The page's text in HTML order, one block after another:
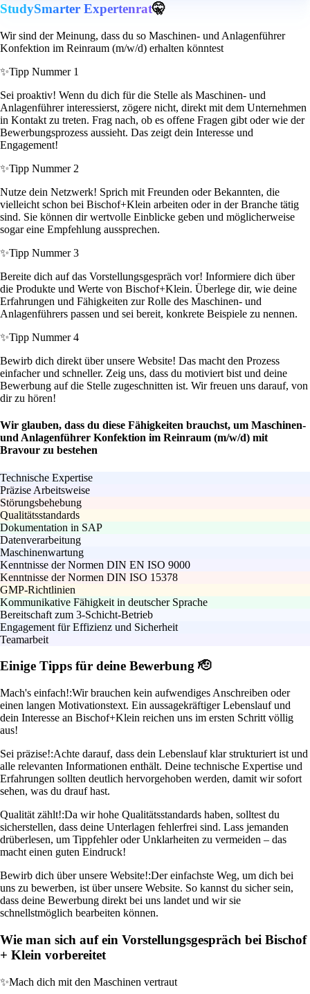
StudySmarter Expertenrat🤫
Wir sind der Meinung, dass du so Maschinen- und Anlagenführer
Konfektion im Reinraum (m/w/d) erhalten könntest
✨Tipp Nummer 1
Sei proaktiv! Wenn du dich für die Stelle als Maschinen- und
Anlagenführer interessierst, zögere nicht, direkt mit dem Unternehmen
in Kontakt zu treten. Frag nach, ob es offene Fragen gibt oder wie der
Bewerbungsprozess aussieht. Das zeigt dein Interesse und
Engagement!
✨Tipp Nummer 2
Nutze dein Netzwerk! Sprich mit Freunden oder Bekannten, die
vielleicht schon bei Bischof+Klein arbeiten oder in der Branche tätig
sind. Sie können dir wertvolle Einblicke geben und möglicherweise
sogar eine Empfehlung aussprechen.
✨Tipp Nummer 3
Bereite dich auf das Vorstellungsgespräch vor! Informiere dich über
die Produkte und Werte von Bischof+Klein. Überlege dir, wie deine
Erfahrungen und Fähigkeiten zur Rolle des Maschinen- und
Anlagenführers passen und sei bereit, konkrete Beispiele zu nennen.
✨Tipp Nummer 4
Bewirb dich direkt über unsere Website! Das macht den Prozess
einfacher und schneller. Zeig uns, dass du motiviert bist und deine
Bewerbung auf die Stelle zugeschnitten ist. Wir freuen uns darauf, von
dir zu hören!
Wir glauben, dass du diese Fähigkeiten brauchst, um Maschinen-
und Anlagenführer Konfektion im Reinraum (m/w/d) mit
Bravour zu bestehen
Technische Expertise
Präzise Arbeitsweise
Störungsbehebung
Qualitätsstandards
Dokumentation in SAP
Datenverarbeitung
Maschinenwartung
Kenntnisse der Normen DIN EN ISO 9000
Kenntnisse der Normen DIN ISO 15378
GMP-Richtlinien
Kommunikative Fähigkeit in deutscher Sprache
Bereitschaft zum 3-Schicht-Betrieb
Engagement für Effizienz und Sicherheit
Teamarbeit
Einige Tipps für deine Bewerbung 🫡
Mach's einfach!:Wir brauchen kein aufwendiges Anschreiben oder
einen langen Motivationstext. Ein aussagekräftiger Lebenslauf und
dein Interesse an Bischof+Klein reichen uns im ersten Schritt völlig
aus!
Sei präzise!:Achte darauf, dass dein Lebenslauf klar strukturiert ist und
alle relevanten Informationen enthält. Deine technische Expertise und
Erfahrungen sollten deutlich hervorgehoben werden, damit wir sofort
sehen, was du drauf hast.
Qualität zählt!:Da wir hohe Qualitätsstandards haben, solltest du
sicherstellen, dass deine Unterlagen fehlerfrei sind. Lass jemanden
drüberlesen, um Tippfehler oder Unklarheiten zu vermeiden – das
macht einen guten Eindruck!
Bewirb dich über unsere Website!:Der einfachste Weg, um dich bei
uns zu bewerben, ist über unsere Website. So kannst du sicher sein,
dass deine Bewerbung direkt bei uns landet und wir sie
schnellstmöglich bearbeiten können.
Wie man sich auf ein Vorstellungsgespräch bei Bischof
+ Klein vorbereitet
✨Mach dich mit den Maschinen vertraut